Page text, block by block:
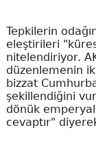
Tepkilerin
eleştirileri
nitelendiriyor.
düzenlemenin
bizzat
şekillendiğini
dönük
cevaptır"